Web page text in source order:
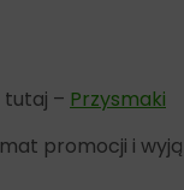
tutaj – Przysmaki
promocji i